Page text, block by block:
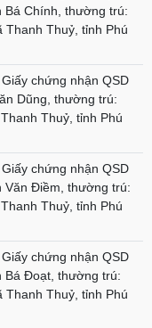
Bá Chính, thường trú:
Thanh Thuỷ, tỉnh Phú
chứng nhận QSD
Dũng, thường trú:
Thuỷ, tỉnh Phú
chứng nhận QSD
Văn Điềm, thường trú:
Thuỷ, tỉnh Phú
chứng nhận QSD
Bá Đoạt, thường trú:
Thanh Thuỷ, tỉnh Phú